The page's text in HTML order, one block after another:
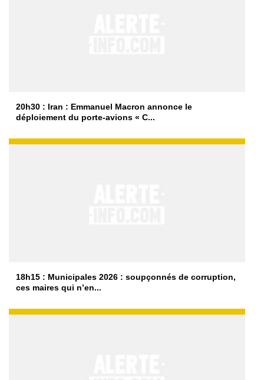
20h30 : Iran : Emmanuel Macron annonce le
déploiement du porte-avions « C...
18h15 : Municipales 2026 : soupçonnés de corruption,
ces maires qui n’en...